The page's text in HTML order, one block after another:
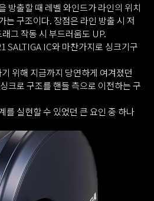
방출할 때 레벨 와인드가 라인의 위치
는 구조이다. 장점은 라인 방출 시 저
그 작동 시 부드러움도 UP.
SALTIGA IC와 마찬가지로 싱크기구
위해 지금까지 당연하게 여겨졌던
크로 구조를 핸들 측으로 이전하는 구
를 실현할 수 있었던 큰 요인 중 하나